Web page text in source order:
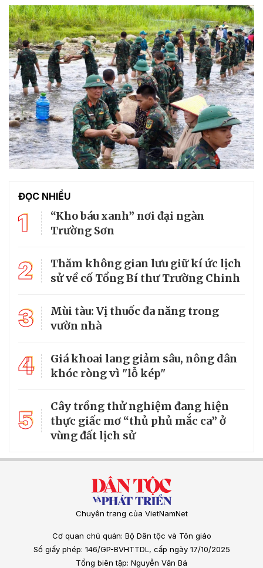
ĐỌC NHIỀU
1
“Kho báu xanh” nơi đại ngàn
Trường Sơn
2
Thăm không gian lưu giữ kí ức lịch
sử về cố Tổng Bí thư Trường Chinh
3
Mùi tàu: Vị thuốc đa năng trong
vườn nhà
4
Giá khoai lang giảm sâu, nông dân
khóc ròng vì "lỗ kép"
5
Cây trồng thử nghiệm đang hiện
thực giấc mơ “thủ phủ mắc ca” ở
vùng đất lịch sử
Chuyên trang của VietNamNet
Cơ quan chủ quản: Bộ Dân tộc và Tôn giáo
Số giấy phép: 146/GP-BVHTTDL, cấp ngày 17/10/2025
Tổng biên tập: Nguyễn Văn Bá